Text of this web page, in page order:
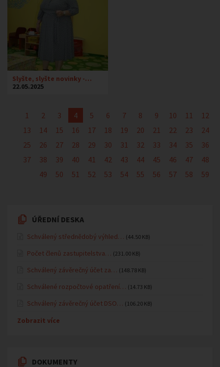
Slyšte, slyšte novinky -…
22.05.2025
1 2 3 4 5 6 7 8 9 10 11
12
13
14 15 16 17 18 19 20 21 22 23
24
25
26 27 28 29 30 31 32 33 34 35
36
37
38 39 40 41 42 43 44 45 46 47
48
49
50 51 52 53 54 55 56 57 58 59
ÚŘEDNÍ DESKA
Schválený střednědobý výhled… (44.50 KB)
Počet členů zastupitelstva… (231.00 KB)
Schválený závěrečný účet za… (148.78 KB)
Schválené rozpočtové opatření… (14.73 KB)
Schválený závěrečný účet DSO… (106.20 KB)
Zobrazit více
DOKUMENTY